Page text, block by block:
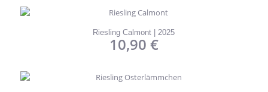
Riesling Calmont | 2025
10,90 €